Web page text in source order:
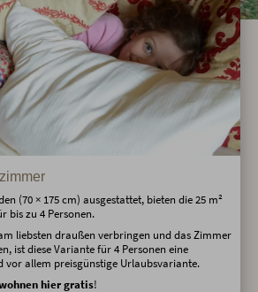
(70 × 175 cm) ausgestattet, bieten die 25 m²
bis zu 4 Personen.
liebsten draußen verbringen und das Zimmer
ist diese Variante für 4 Personen eine
vor allem preisgünstige Urlaubsvariante.
hier gratis!